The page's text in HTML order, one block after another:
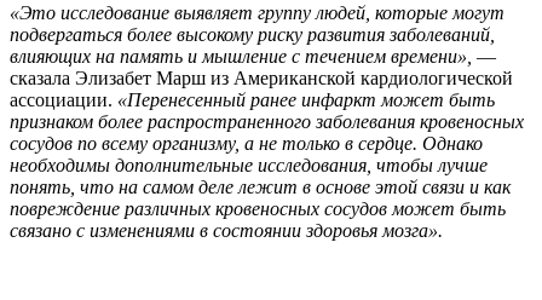
«Это исследование выявляет группу людей, которые могут
подвергаться более высокому риску развития заболеваний,
влияющих на память и мышление с течением времени», —
сказала Элизабет Марш из Американской кардиологической
ассоциации. «Перенесенный ранее инфаркт может быть
признаком более распространенного заболевания кровеносных
сосудов по всему организму, а не только в сердце. Однако
необходимы дополнительные исследования, чтобы лучше
понять, что на самом деле лежит в основе этой связи и как
повреждение различных кровеносных сосудов может быть
связано с изменениями в состоянии здоровья мозга».